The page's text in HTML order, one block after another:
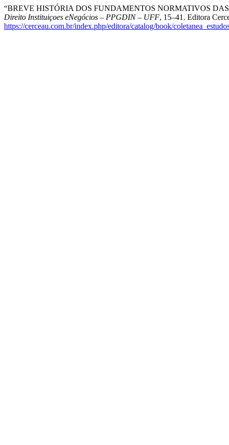
“BREVE HISTÓRIA DOS FUNDAMENTOS NORMATIVOS
Direito Instituiçoes eNegócios – PPGDIN – UFF, 15–41. Editora
https://cerceau.com.br/index.php/editora/catalog/book/